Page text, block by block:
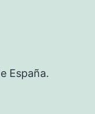
España.